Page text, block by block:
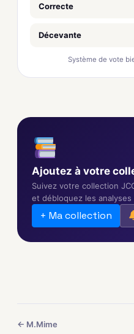
Correcte
Décevante
Système de vote
Ajoutez à votre
Suivez votre collection
et débloquez les analyses
+ Ma collection
← M.Mime